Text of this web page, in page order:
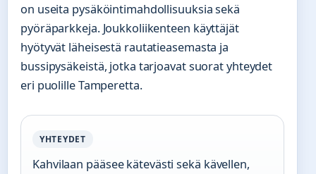
on useita pysäköintimahdollisuuksia sekä
pyöräparkkeja. Joukkoliikenteen käyttäjät
hyötyvät läheisestä rautatieasemasta ja
bussipysäkeistä, jotka tarjoavat suorat yhteydet
eri puolille Tamperetta.
YHTEYDET
Kahvilaan pääsee kätevästi sekä kävellen,